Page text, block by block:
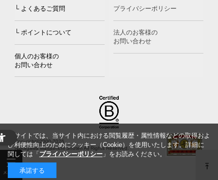
└ よくあるご質問
└ ポイントについて
個人のお客様の
お問い合わせ
プライバシーポリシー
法人のお客様の
お問い合わせ
Copyright©2000-2026
Nakagawa Masashichi Shoten All Rights Reserved.
当サイトでは、当サイト内における閲覧履歴・属性情報などの取得およ
び利便性向上のためにクッキー（Cookie）を使用いたします。詳細に
関しては「 プライバシーポリシー」をお読みください。
承諾する